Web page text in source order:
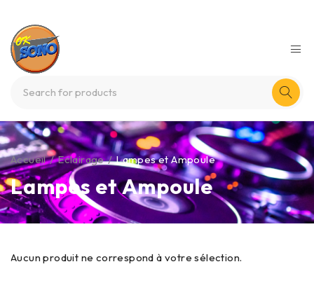
Lampes et Ampoule
Accueil / Eclairage / Lampes et Ampoule
Aucun produit ne correspond à votre sélection.